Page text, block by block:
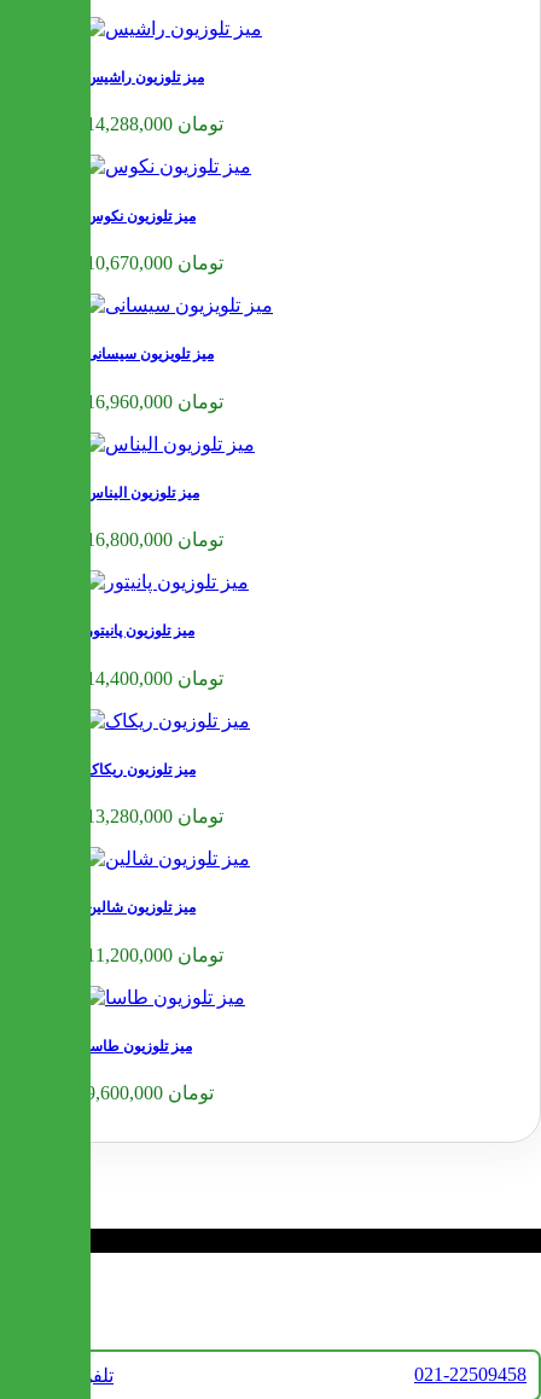
میز تلوزیون راشیس
14,288,000 تومان
میز تلوزیون نکوس
10,670,000 تومان
میز تلویزیون سیسانی
16,960,000 تومان
میز تلوزیون الیناس
16,800,000 تومان
میز تلوزیون پانیتور
14,400,000 تومان
میز تلوزیون ریکاک
13,280,000 تومان
میز تلوزیون شالین
11,200,000 تومان
میز تلوزیون طاسا
9,600,000 تومان
تلفن فروش 021-22509458